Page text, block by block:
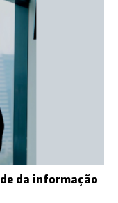
da informação